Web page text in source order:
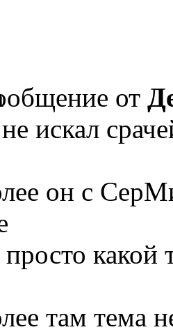
от
искал
он с
какой
там тема